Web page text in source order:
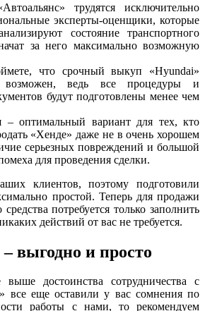
трудятся исключительно
эксперты-оценщики, которые
состояние транспортного
за него максимально возможную
что срочный выкуп «Hyundai»
возможен, ведь все процедуры и
будут подготовлены менее чем
– оптимальный вариант для тех, кто
«Хенде» даже не в очень хорошем
серьезных повреждений и большой
для проведения сделки.
клиентов, поэтому подготовили
простой. Теперь для продажи
потребуется только заполнить
действий от вас не требуется.
выгодно и просто
выше достоинства сотрудничества с
все еще оставили у вас сомнения по
работы с нами, то рекомендуем